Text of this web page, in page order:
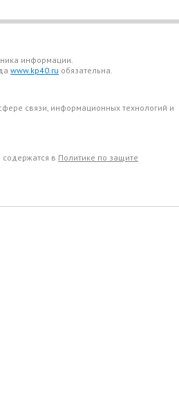
информации.
www.kp40.ru обязательна.
связи, информационных технологий и
содержатся в Политике по защите